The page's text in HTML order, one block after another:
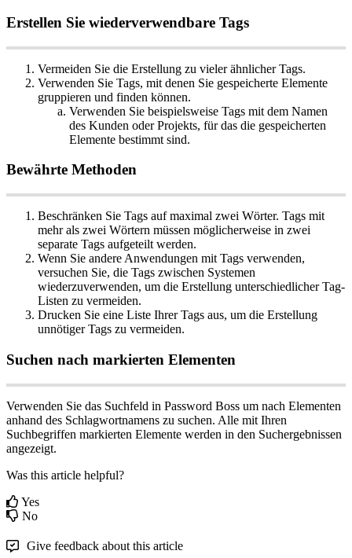
Erstellen Sie wiederverwendbare Tags
Vermeiden Sie die Erstellung zu vieler ähnlicher Tags.
Verwenden Sie Tags, mit denen Sie gespeicherte Elemente
gruppieren und finden können.
Verwenden Sie beispielsweise Tags mit dem Namen
des Kunden oder Projekts, für das die gespeicherten
Elemente bestimmt sind.
Bewährte Methoden
Beschränken Sie Tags auf maximal zwei Wörter. Tags mit
mehr als zwei Wörtern müssen möglicherweise in zwei
separate Tags aufgeteilt werden.
Wenn Sie andere Anwendungen mit Tags verwenden,
versuchen Sie, die Tags zwischen Systemen
wiederzuverwenden, um die Erstellung unterschiedlicher Tag-
Listen zu vermeiden.
Drucken Sie eine Liste Ihrer Tags aus, um die Erstellung
unnötiger Tags zu vermeiden.
Suchen nach markierten Elementen
Verwenden Sie das Suchfeld in Password Boss um nach Elementen
anhand des Schlagwortnamens zu suchen. Alle mit Ihren
Suchbegriffen markierten Elemente werden in den Suchergebnissen
angezeigt.
Was this article helpful?
Yes
No
Give feedback about this article